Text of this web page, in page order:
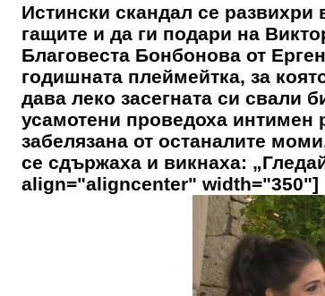
Истински скандал се
гащите и да ги подари на
Благовеста Бонбонова от
годишната плеймейтка, за
дава леко засегната си свали
усамотени проведоха интимен
забелязана от останалите
се сдържаха и викнаха:
align="aligncenter" width="350"]